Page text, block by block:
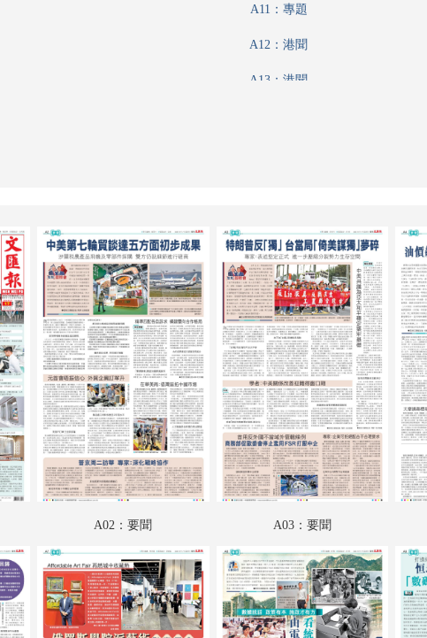
A11：專題
A12：港聞
A13：港聞
B02：娛樂
B03：體育
B04：體育
C01：文匯馬經
C02：文匯馬經
C03：文匯馬經
C04：文匯馬經
SW01：匯周刊
SW03：匯周刊
SW04：匯周刊
A02：要聞 A03：要聞